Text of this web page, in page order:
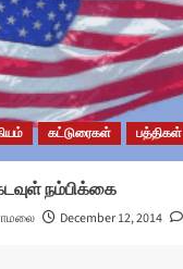
கட்டுரைகள் பத்திகள்
நம்பிக்கை
December 12, 2014